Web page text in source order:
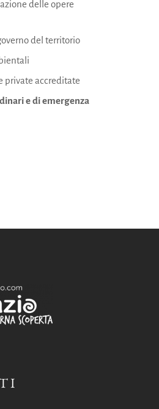
delle opere
del territorio
private accreditate
e di emergenza